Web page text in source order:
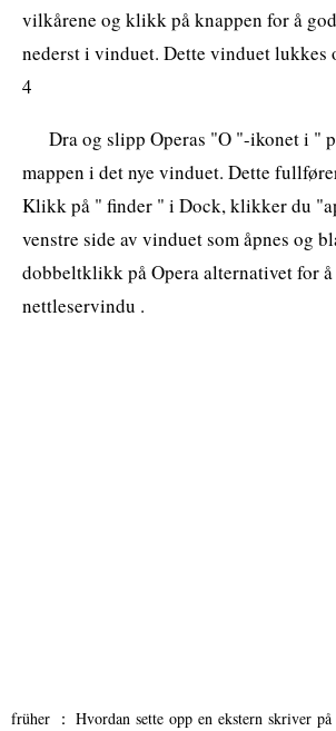
vilkårene og klikk på knappen for å
nederst i vinduet. Dette vinduet lukkes
4
Dra og slipp Operas "O "-ikonet i "
mappen i det nye vinduet. Dette
Klikk på " finder " i Dock, klikker du
venstre side av vinduet som åpnes og
dobbeltklikk på Opera alternativet for
nettleservindu .
früher ： Hvordan sette opp en ekstern skriver